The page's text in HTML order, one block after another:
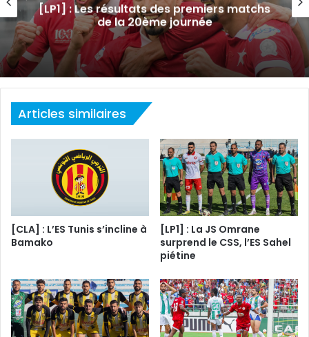
[LP1] : Les résultats des premiers matchs
de la 20ème journée
Articles similaires
[CLA] : L’ES Tunis s’incline à
Bamako
[LP1] : La JS Omrane
surprend le CSS, l’ES Sahel
piétine